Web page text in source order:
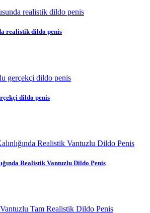
realistik dildo penis
dildo penis
Realistik Vantuzlu Dildo Penis